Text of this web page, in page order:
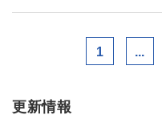
1 ...
更新情報